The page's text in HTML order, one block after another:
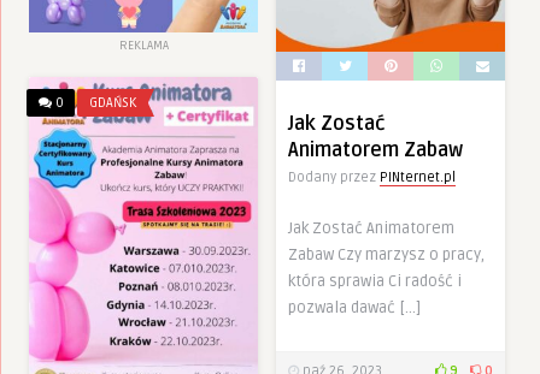
REKLAMA
Jak Zostać
Animatorem Zabaw
Dodany przez PINternet.pl
Jak Zostać Animatorem
Zabaw Czy marzysz o pracy,
która sprawia Ci radość i
pozwala dawać […]
0 GDAŃSK